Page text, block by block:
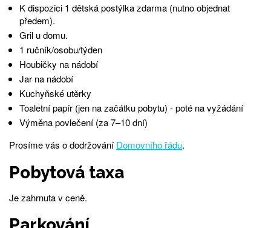
K dispozici 1 dětská postýlka zdarma (nutno objednat
předem).
Gril u domu.
1 ručník/osobu/týden
Houbičky na nádobí
Jar na nádobí
Kuchyňské utěrky
Toaletní papír (jen na začátku pobytu) - poté na vyžádání
Výměna povlečení (za 7–10 dní)
Prosíme vás o dodržováníDomovního řádu.
Pobytová taxa
Je zahrnuta v ceně.